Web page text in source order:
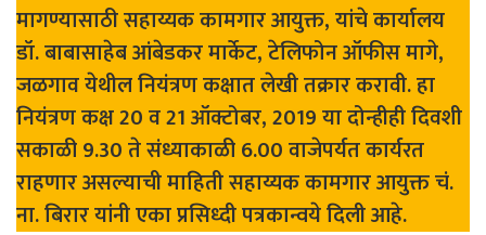
मागण्यासाठी सहाय्यक कामगार आयुक्त, यांचे कार्यालय
डॉ. बाबासाहेब आंबेडकर मार्केट, टेलिफोन ऑफीस मागे,
जळगाव येथील नियंत्रण कक्षात लेखी तक्रार करावी. हा
नियंत्रण कक्ष 20 व 21 ऑक्टोबर, 2019 या दोन्हीही दिवशी
सकाळी 9.30 ते संध्याकाळी 6.00 वाजेपर्यत कार्यरत
राहणार असल्याची माहिती सहाय्यक कामगार आयुक्त चं.
ना. बिरार यांनी एका प्रसिध्दी पत्रकान्वये दिली आहे.